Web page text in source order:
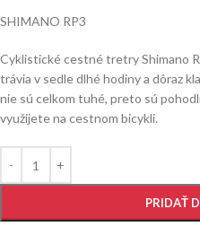
SHIMANO RP3
Cyklistické cestné tretry Shimano
trávia v sedle dlhé hodiny a dôraz
nie sú celkom tuhé, preto sú
využijete na cestnom bicykli.
PRIDAŤ